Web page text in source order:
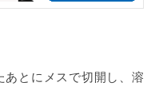
あとにメスで切開し、溶